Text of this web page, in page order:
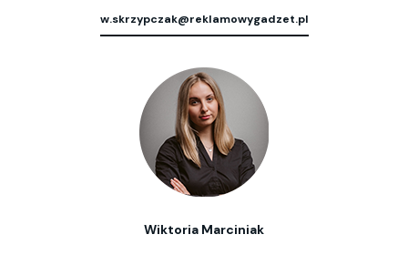
w.skrzypczak@reklamowygadzet.pl
Wiktoria Marciniak